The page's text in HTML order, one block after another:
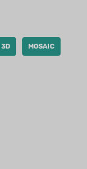
3D MOSAIC